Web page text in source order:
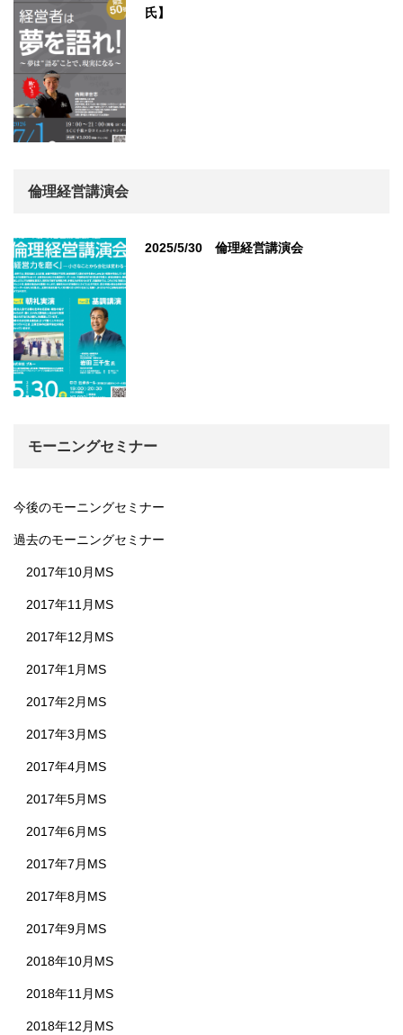
氏】
倫理経営講演会
2025/5/30 倫理経営講演会
モーニングセミナー
今後のモーニングセミナー
過去のモーニングセミナー
2017年10月MS
2017年11月MS
2017年12月MS
2017年1月MS
2017年2月MS
2017年3月MS
2017年4月MS
2017年5月MS
2017年6月MS
2017年7月MS
2017年8月MS
2017年9月MS
2018年10月MS
2018年11月MS
2018年12月MS